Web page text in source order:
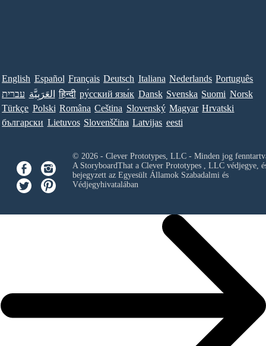
English Español Français Deutsch Italiana Nederlands Português
עברית العَرَبِيَّة हिन्दी ру́сский язы́к Dansk Svenska Suomi Norsk
Türkçe Polski Româna Ceština Slovenský Magyar Hrvatski
български Lietuvos Slovenščina Latvijas eesti
© 2026 - Clever Prototypes, LLC - Minden jog
A StoryboardThat a Clever Prototypes , LLCvédjegye,
bejegyzett az Egyesült Államok Szabadalmi és
Védjegyhivatalában